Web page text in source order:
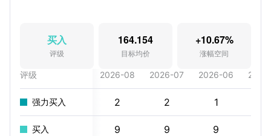
买入
评级
164.154
目标均价
+10.67%
涨幅空间
评级 2026-08 2026-07 2026-06
强力买入 2 2 1
买入 9 9 9